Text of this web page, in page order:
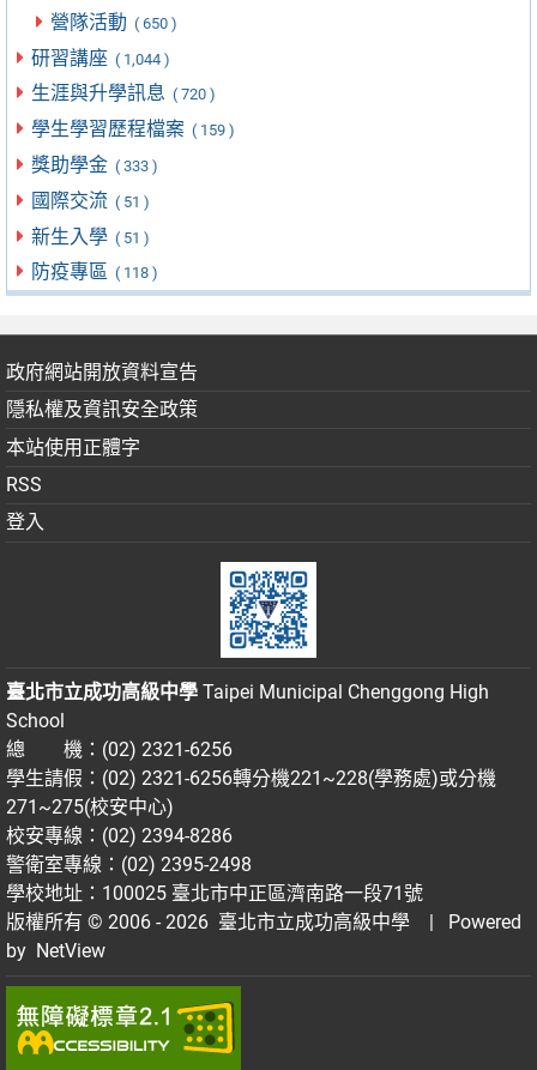
營隊活動 ( 650 )
研習講座 ( 1,044 )
生涯與升學訊息 ( 720 )
學生學習歷程檔案 ( 159 )
獎助學金 ( 333 )
國際交流 ( 51 )
新生入學 ( 51 )
防疫專區 ( 118 )
政府網站開放資料宣告
隱私權及資訊安全政策
本站使用正體字
RSS
登入
臺北市立成功高級中學 Taipei Municipal Chenggong High
School
總 機：(02) 2321-6256
學生請假：(02) 2321-6256轉分機221~228(學務處)或分機
271~275(校安中心)
校安專線：(02) 2394-8286
警衛室專線：(02) 2395-2498
學校地址：100025 臺北市中正區濟南路一段71號
版權所有 © 2006 - 2026 臺北市立成功高級中學
| Powered
by NetView